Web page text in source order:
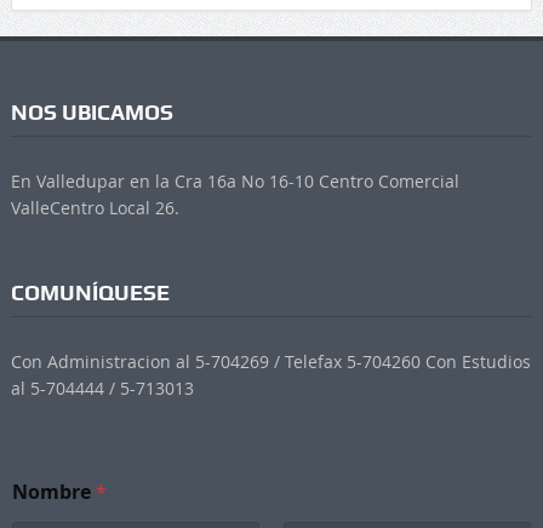
NOS UBICAMOS
En Valledupar en la Cra 16a No 16-10 Centro Comercial
ValleCentro Local 26.
COMUNÍQUESE
Con Administracion al 5-704269 / Telefax 5-704260 Con Estudios
al 5-704444 / 5-713013
Nombre*